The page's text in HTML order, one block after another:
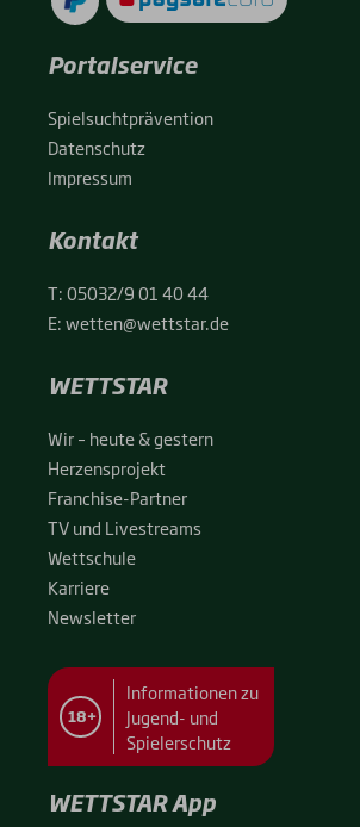
Portalservice
Spiel­sucht­prä­ven­ti­on
Daten­schutz
Impres­sum
Kontakt
T:05032/9 01 40 44
E:wetten@wettstar.de
WETTSTAR
Wir – heu­te & ges­tern
Her­zens­pro­jekt
Fran­chise-Par­t­­ner
TV und Live­streams
Wett­schu­le
Kar­rie­re
News­let­ter
18+
Informationen zu
Jugend- und
Spielerschutz
WETTSTAR App